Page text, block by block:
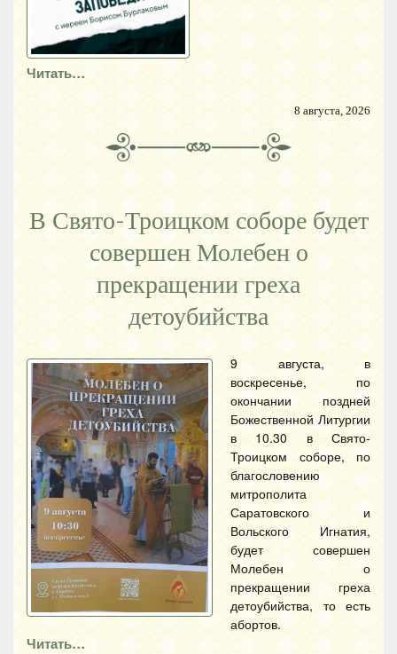
Читать…
8 августа, 2026
В Свято-Троицком соборе будет
совершен Молебен о
прекращении греха
детоубийства
9 августа, в
воскресенье, по
окончании поздней
Божественной Литургии
в 10.30 в Свято-
Троицком соборе, по
благословению
митрополита
Саратовского и
Вольского Игнатия,
будет совершен
Молебен о
прекращении греха
детоубийства, то есть
абортов.
Читать…